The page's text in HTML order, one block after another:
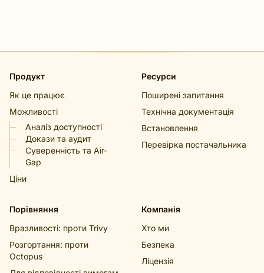
Продукт
Як це працює
Можливості
Аналіз доступності
Докази та аудит
Суверенність та Air-
Gap
Ціни
Ресурси
Поширені запитання
Технічна документація
Встановлення
Перевірка постачальника
Порівняння
Вразливості: проти Trivy
Розгортання: проти
Octopus
Компанія
Хто ми
Безпека
Ліцензія